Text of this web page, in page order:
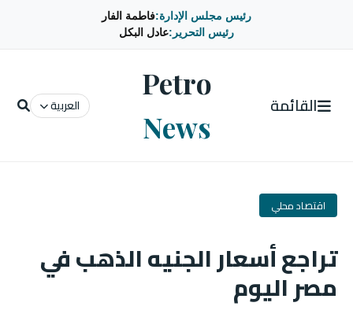
رئيس مجلس الإدارة:فاطمة الفار
رئيس التحرير:عادل البكل
القائمة
Petro
News
العربية
اقتصاد محلي
تراجع أسعار الجنيه الذهب في
مصر اليوم